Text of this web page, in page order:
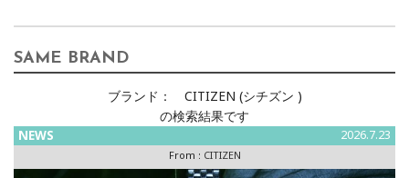
SAME BRAND
ブランド：
CITIZEN (シチズン )
の検索結果です
NEWS 2026.7.23
From : CITIZEN